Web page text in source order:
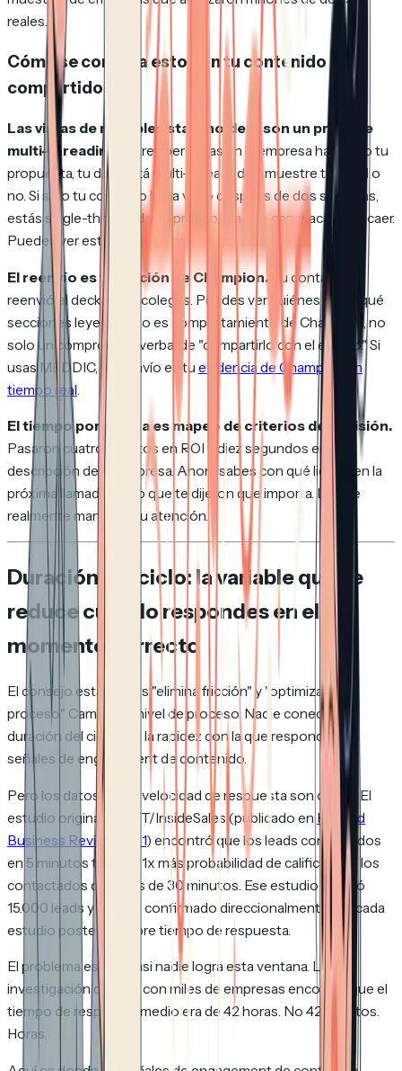
reales.
Cómo se conecta esto con tu contenido
compartido
Las vistas de múltiples stakeholders son un proxy de
multi-threading.
Si tres personas en la empresa han visto tu
propuesta, tu deal está multi-threaded, lo muestre tu CRM o
no. Si solo tu contacto lo ha visto después de dos semanas,
estás single-threaded y tu probabilidad de ganar acaba de caer.
Puedes ver esto sin preguntar.
El reenvío es validación de Champion. Tu contacto
reenvió el deck a dos colegas. Puedes ver quiénes son y qué
secciones leyeron. Eso es comportamiento de Champion, no
solo un compromiso verbal de "compartirlo con el equipo." Si
usas MEDDIC, el reenvío es tu evidencia de Champion en
tiempo real
El tiempo por página es mapeo de criterios de decisión.
Pasaron cuatro minutos en ROI y diez segundos en la
descripción de tu empresa. Ahora sabes con qué liderar en la
próxima llamada. No lo que te dijeron que importa. Lo que
realmente mantuvo su atención.
Duración del ciclo: la variable que se
reduce cuando respondes en el
momento correcto
El consejo estándar es "elimina fricción" y "optimiza tu
proceso." Cambios a nivel de proceso. Nadie conecta la
duración del ciclo con la rapidez con la que respondes a
señales de engagement de contenido.
Pero los datos sobre velocidad de respuesta son claros. El
estudio original de MIT/InsideSales (publicado en Harvard
Business Review, 2011) encontró que los leads contactados
en 5 minutos tenían 21x más probabilidad de calificar que los
contactados después de 30 minutos. Ese estudio analizó
15.000 leads y ha sido confirmado direccionalmente por cada
estudio posterior sobre tiempo de respuesta.
El problema es que casi nadie logra esta ventana. La
investigación de Drift con miles de empresas encontró que el
tiempo de respuesta medio era de 42 horas. No 42 minutos.
Horas.